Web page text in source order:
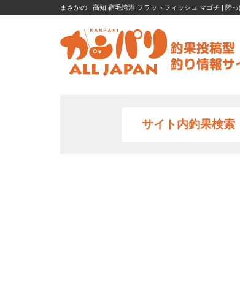
まさかの | 高知 宿毛湾港 フラットフィッシュ マゴチ | 陸
サイト内釣果検索